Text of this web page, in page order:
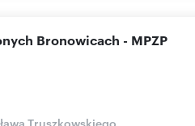
Bronowicach - MPZP
Truszkowskiego